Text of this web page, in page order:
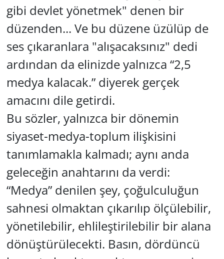
gibi devlet yönetmek" denen bir
düzenden... Ve bu düzene üzülüp de
ses çıkaranlara "alışacaksınız" dedi
ardından da elinizde yalnızca “2,5
medya kalacak.” diyerek gerçek
amacını dile getirdi.
Bu sözler, yalnızca bir dönemin
siyaset-medya-toplum ilişkisini
tanımlamakla kalmadı; aynı anda
geleceğin anahtarını da verdi:
“Medya” denilen şey, çoğulculuğun
sahnesi olmaktan çıkarılıp ölçülebilir,
yönetilebilir, ehlileştirilebilir bir alana
dönüştürülecekti. Basın, dördüncü